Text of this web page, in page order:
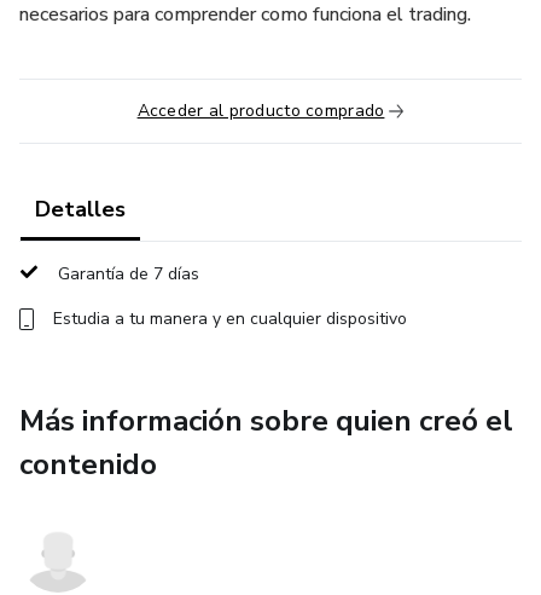
necesarios para comprender como funciona el trading.
Acceder al producto comprado
Detalles
Garantía de 7 días
Estudia a tu manera y en cualquier dispositivo
Más información sobre quien creó el
contenido